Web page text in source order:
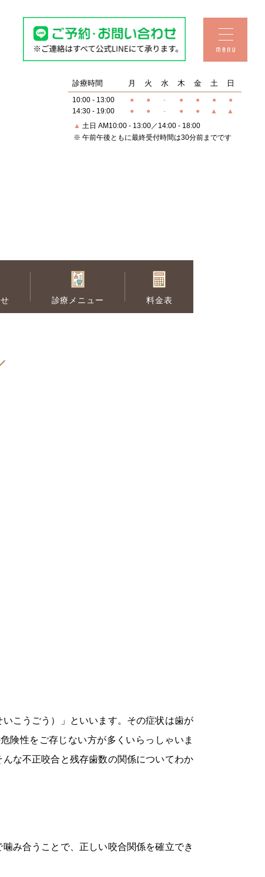
診療時間 月 火 水 木 金 土 日
10:00 - 13:00 ● ● - ● ● ●
●
14:30 - 19:00
● ● - ● ● ▲ ▲
▲ 土日 AM10:00 - 13:00／14:00 - 18:00
※ 午前午後ともに最終受付時間は30分前までです
Q&A・おしらせ
セラミック治療
料金表
診療メニュー 料金表
こうごう）」といいます。その症状は歯が
険性をご存じない方が多くいらっしゃいま
な不正咬合と残存歯数の関係についてわか
み合うことで、正しい咬合関係を確立でき